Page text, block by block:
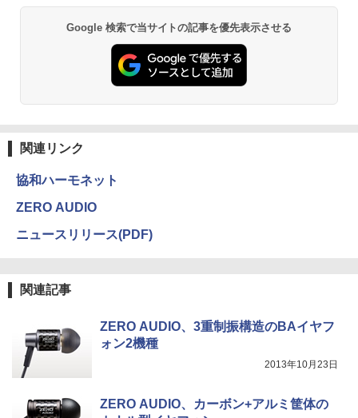
Google 検索で当サイトの記事を優先表示させる
関連リンク
協和ハーモネット
ZERO AUDIO
ニュースリリース(PDF)
関連記事
ZERO AUDIO、3重制振構造のBAイヤフ
ォン2機種
2013年10月23日
ZERO AUDIO、カーボン+アルミ筐体の